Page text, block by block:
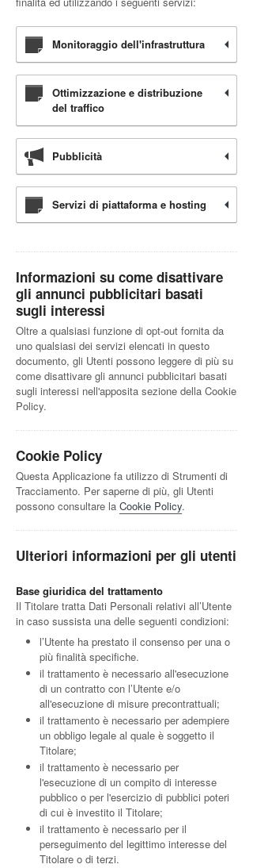
Monitoraggio dell'infrastruttura
Ottimizzazione e distribuzione
del traffico
Pubblicità
Servizi di piattaforma e hosting
Informazioni su come disattivare
gli annunci pubblicitari basati
sugli interessi
Oltre a qualsiasi funzione di opt-out fornita da
uno qualsiasi dei servizi elencati in questo
documento, gli Utenti possono leggere di più su
come disattivare gli annunci pubblicitari basati
sugli interessi nell'apposita sezione della Cookie
Policy.
Cookie Policy
Questa Applicazione fa utilizzo di Strumenti di
Tracciamento. Per saperne di più, gli Utenti
possono consultare la Cookie Policy.
Ulteriori informazioni per gli utenti
Base giuridica del trattamento
Il Titolare tratta Dati Personali relativi all’Utente
in caso sussista una delle seguenti condizioni:
l’Utente ha prestato il consenso per una o
più finalità specifiche.
il trattamento è necessario all'esecuzione
di un contratto con l’Utente e/o
all'esecuzione di misure precontrattuali;
il trattamento è necessario per adempiere
un obbligo legale al quale è soggetto il
Titolare;
il trattamento è necessario per
l'esecuzione di un compito di interesse
pubblico o per l'esercizio di pubblici poteri
di cui è investito il Titolare;
il trattamento è necessario per il
perseguimento del legittimo interesse del
Titolare o di terzi.